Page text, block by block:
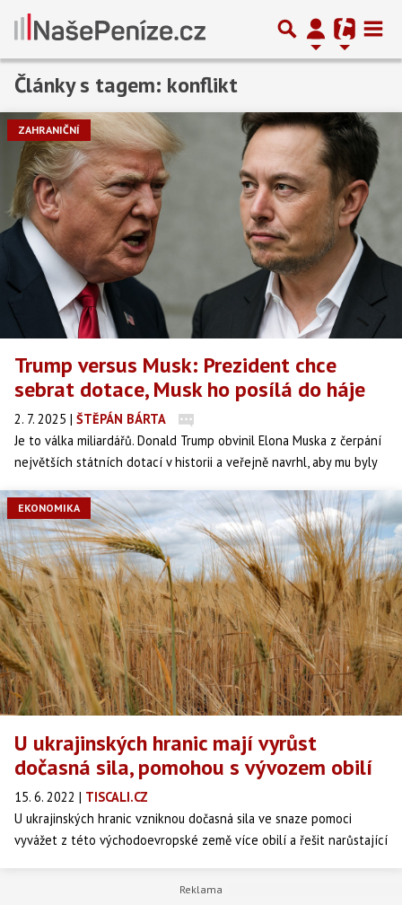
Články s tagem: konflikt
ZAHRANIČNÍ
Trump versus Musk: Prezident chce
sebrat dotace, Musk ho posílá do háje
2. 7. 2025 | ŠTĚPÁN BÁRTA
Je to válka miliardářů. Donald Trump obvinil Elona Muska z čerpání
největších státních dotací v historii a veřejně navrhl, aby mu byly
výsměchem a výzvou, ať mu klidně všechno vezmou. Spor se dál
vyostřuje a přerůstá v otevřenou přestřelku mezi dvěma muži,
kteří si ještě nedávno navzájem kryli záda.
EKONOMIKA
U ukrajinských hranic mají vyrůst
dočasná sila, pomohou s vývozem obilí
15. 6. 2022 | TISCALI.CZ
U ukrajinských hranic vzniknou dočasná sila ve snaze pomoci
vyvážet z této východoevropské země více obilí a řešit narůstající
Předchozí 1 2 Další